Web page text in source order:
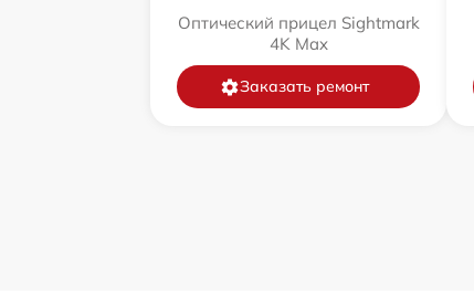
Оптический прицел Sightmark
4K Max
Заказать ремонт